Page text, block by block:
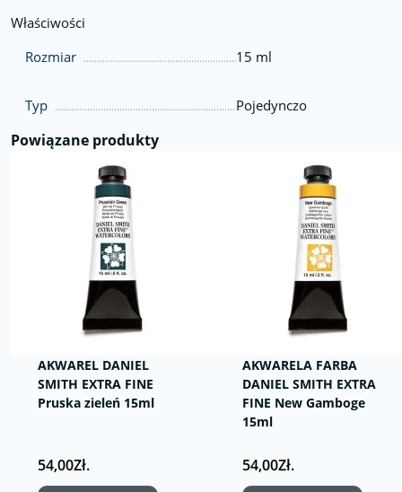
Właściwości
Rozmiar
15 ml
Typ Pojedynczo
Powiązane produkty
AKWAREL DANIEL
SMITH EXTRA FINE
Pruska zieleń 15ml
54,00Zł.
AKWARELA FARBA
DANIEL SMITH EXTRA
FINE New Gamboge
15ml
54,00Zł.